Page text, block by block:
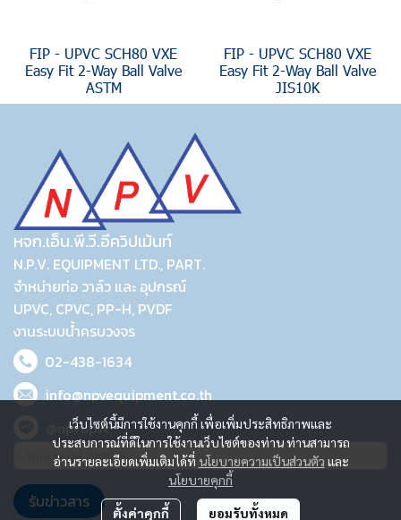
FIP - UPVC SCH80 VXE
Easy Fit 2-Way Ball Valve
ASTM
FIP - UPVC SCH80 VXE
Easy Fit 2-Way Ball Valve
JIS10K
เว็บไซต์นี้มีการใช้งานคุกกี้ เพื่อเพิ่มประสิทธิภาพและ
ประสบการณ์ที่ดีในการใช้งานเว็บไซต์ของท่าน ท่านสามารถ
อ่านรายละเอียดเพิ่มเติมได้ที่ นโยบายความเป็นส่วนตัว และ
นโยบายคุกกี้
ตั้งค่าคุกกี้ ยอมรับทั้งหมด
หจก.เอ็น.พี.วี.อีควิปเม้นท์
N.P.V. EQUIPMENT LTD., PART.
จำหน่ายท่อ วาล์ว และ อุปกรณ์
UPVC, CPVC, PP-H, PVDF
งานระบบน้ำครบวงจร
02-438-1634
info@npvequipment.co.th
@npvupvc
รับข่าวสาร